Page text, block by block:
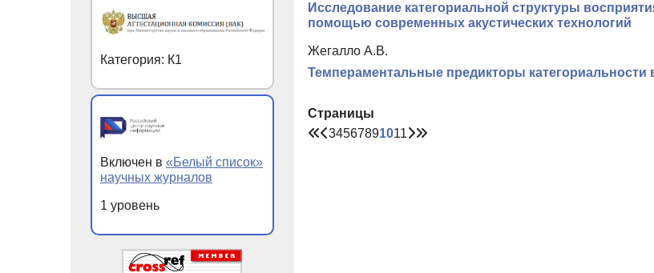
Исследование категориальной структуры
помощью современных акустических технологий
Жегалло А.В.
Темпераментальные предикторы категориальности
Страницы
34567891011
Категория: К1
Включен в «Белый список»
научных журналов
1 уровень